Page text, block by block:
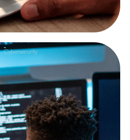
Cybersecurity